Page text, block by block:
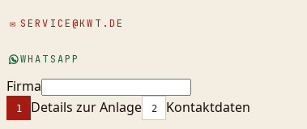
✉ SERVICE@KWT.DE
WHATSAPP
Firma
1 Details zur Anlage 2 Kontaktdaten